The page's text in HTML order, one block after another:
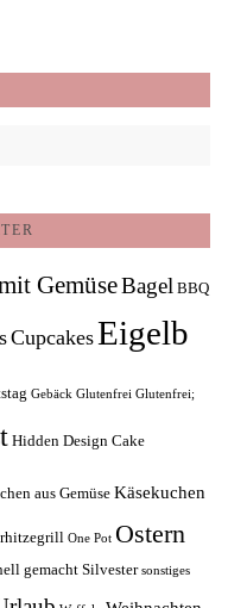
GemüseBagel BBQ
CupcakesEigelb
Gebäck Glutenfrei Glutenfrei;
Hidden Design Cake
aus Gemüse Käsekuchen
One Pot Ostern
gemacht Silvester sonstiges